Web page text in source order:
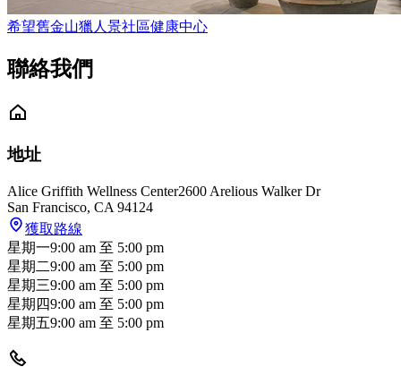
希望舊金山獵人景社區健康中心
聯絡我們
地址
Alice Griffith Wellness Center2600 Arelious Walker Dr
San Francisco, CA 94124
獲取路線
星期一9:00 am 至 5:00 pm
星期二9:00 am 至 5:00 pm
星期三9:00 am 至 5:00 pm
星期四9:00 am 至 5:00 pm
星期五9:00 am 至 5:00 pm